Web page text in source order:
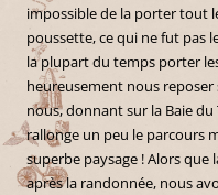
impossible de la porter tout
poussette, ce qui ne fut pas
la plupart du temps porter
heureusement nous
nous, donnant sur la Baie
rallonge un peu le parcours
superbe paysage ! Alors
après la randonnée, nous